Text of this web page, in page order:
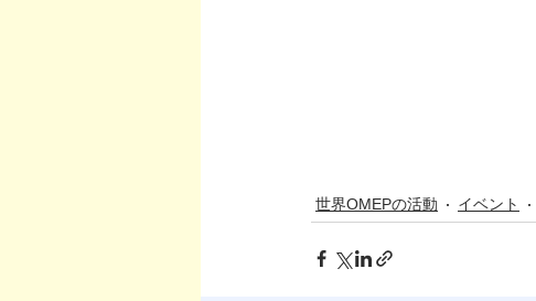
世界OMEPの活動 イベント